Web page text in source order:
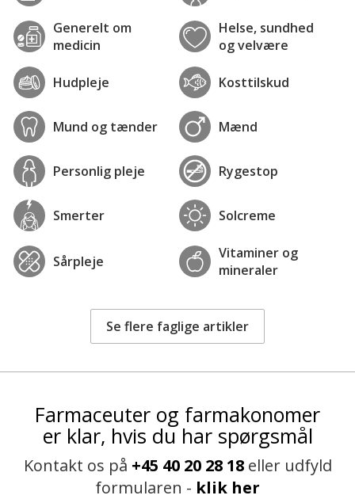
Generelt om
medicin
Helse, sundhed
og velvære
Hudpleje Kosttilskud
Mund og tænder Mænd
Personlig pleje Rygestop
Smerter Solcreme
Sårpleje
Vitaminer og
mineraler
Se flere faglige artikler
Farmaceuter og farmakonomer
er klar, hvis du har spørgsmål
Kontakt os på +45 40 20 28 18eller udfyld
formularen - klik her